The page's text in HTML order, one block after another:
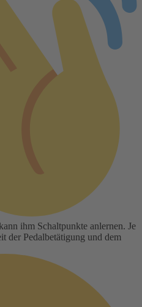
ihm Schaltpunkte anlernen. Je
der Pedalbetätigung und dem